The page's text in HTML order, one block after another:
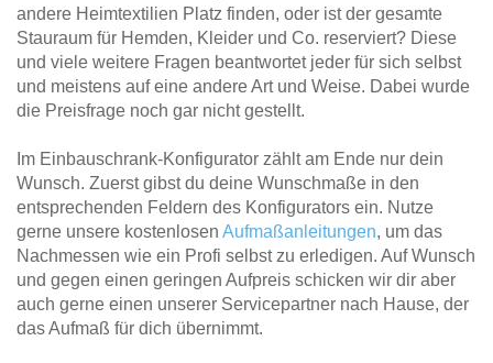
andere Heimtextilien Platz finden, oder ist der gesamte
Stauraum für Hemden, Kleider und Co. reserviert? Diese
und viele weitere Fragen beantwortet jeder für sich selbst
und meistens auf eine andere Art und Weise. Dabei wurde
die Preisfrage noch gar nicht gestellt.
Im Einbauschrank-Konfigurator zählt am Ende nur dein
Wunsch. Zuerst gibst du deine Wunschmaße in den
entsprechenden Feldern des Konfigurators ein. Nutze
gerne unsere kostenlosen Aufmaßanleitungen, um das
Nachmessen wie ein Profi selbst zu erledigen. Auf Wunsch
und gegen einen geringen Aufpreis schicken wir dir aber
auch gerne einen unserer Servicepartner nach Hause, der
das Aufmaß für dich übernimmt.